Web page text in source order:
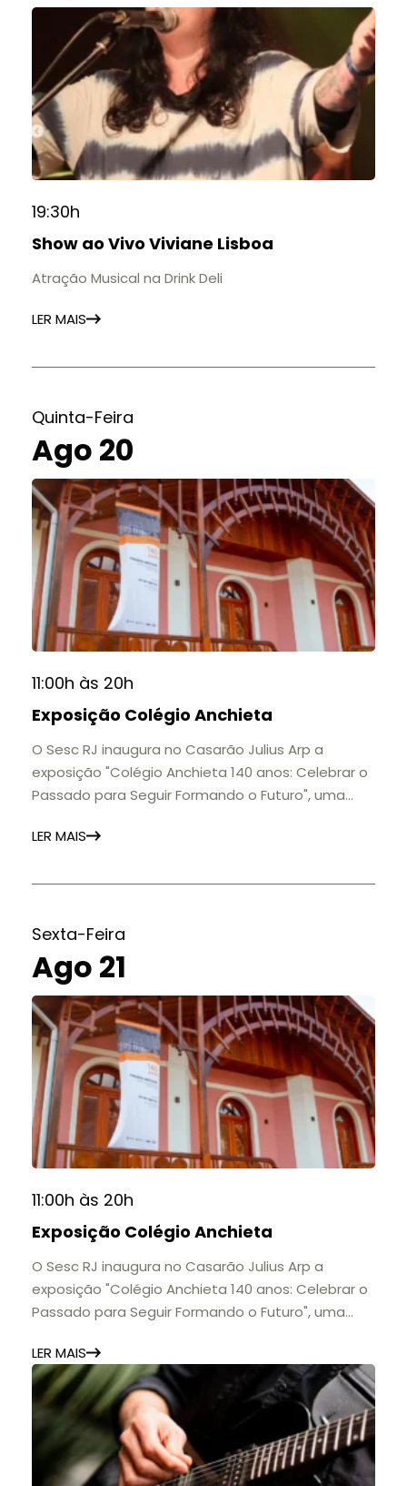
19:30h
Show ao Vivo Viviane Lisboa
Atração Musical na Drink Deli
LER MAIS
Quinta-Feira
Ago 20
11:00h às 20h
Exposição Colégio Anchieta
O Sesc RJ inaugura no Casarão Julius Arp a
exposição "Colégio Anchieta 140 anos: Celebrar o
Passado para Seguir Formando o Futuro", uma
importantes instituições de ensino de Nova
A mostra convida o público a conhecer o legado
histórias e marcos que evidenciam sua
contribuição para a educação, a cultura e a
formação de gerações.
📍 Casarão Julius Arp
📅 Até 30 de setembro
🕚 Quinta a sábado, das 11h às 20h | Domingo, das
11h às 17h
🎟️ Entrada gratuita.
LER MAIS
Sexta-Feira
Ago 21
11:00h às 20h
Exposição Colégio Anchieta
O Sesc RJ inaugura no Casarão Julius Arp a
exposição "Colégio Anchieta 140 anos: Celebrar o
Passado para Seguir Formando o Futuro", uma
importantes instituições de ensino de Nova
Friburgo e do Brasil.
A mostra convida o público a conhecer o legado
do Colégio Anchieta por meio de documentos,
histórias e marcos que evidenciam sua
contribuição para a educação, a cultura e a
LER MAIS